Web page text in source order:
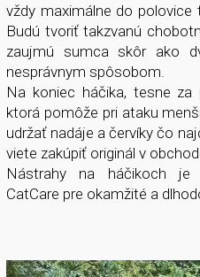
vždy maximálne do polovice
Budú tvoriť takzvanú
zaujmú sumca skôr ako
nesprávnym spôsobom.
Na koniec háčika, tesne za
ktorá pomôže pri ataku
udržať nadáje a červíky čo
viete zakúpiť originál v
Nástrahy na háčikoch je
CatCare pre okamžité a